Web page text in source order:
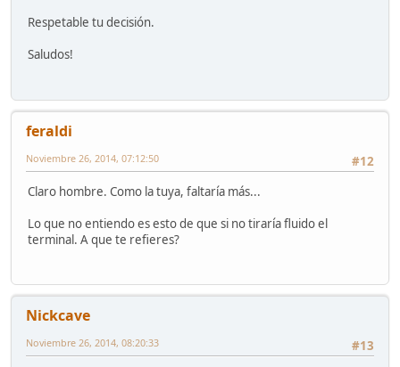
Respetable tu decisión.
Saludos!
feraldi
#12
Noviembre 26, 2014, 07:12:50
Claro hombre. Como la tuya, faltaría más...
Lo que no entiendo es esto de que si no tiraría fluido el
terminal. A que te refieres?
Nickcave
#13
Noviembre 26, 2014, 08:20:33